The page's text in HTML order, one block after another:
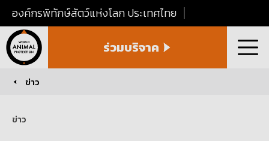
องค์กรพิทักษ์สัตว์แห่งโลก ประเทศไทย
Animal
Protection
ร่วมบริจาค เมนู
You are here:
ข่าว
ข่าว